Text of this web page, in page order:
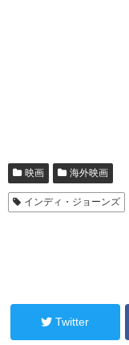
映画 海外映画
インディ・ジョーンズ
Twitter